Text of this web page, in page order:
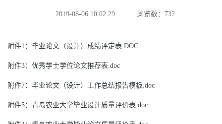
2019-06-06 10:02:29 浏览数： 732
附件1：毕业论文（设计）成绩评定表.DOC
附件3：优秀学士学位论文推荐表.doc
附件7：毕业论文（设计）工作总结报告模板.doc
附件5：青岛农业大学毕业设计质量评价表.doc